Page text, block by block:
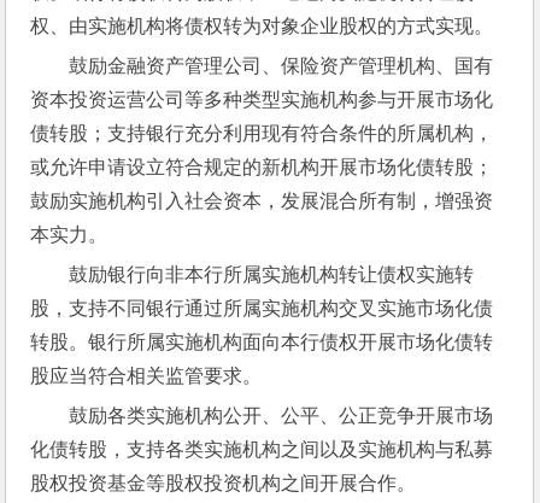
权、由实施机构将债权转为对象企业股权的方式实现。
鼓励金融资产管理公司、保险资产管理机构、国有
资本投资运营公司等多种类型实施机构参与开展市场化
债转股；支持银行充分利用现有符合条件的所属机构，
或允许申请设立符合规定的新机构开展市场化债转股；
鼓励实施机构引入社会资本，发展混合所有制，增强资
本实力。
鼓励银行向非本行所属实施机构转让债权实施转
股，支持不同银行通过所属实施机构交叉实施市场化债
转股。银行所属实施机构面向本行债权开展市场化债转
股应当符合相关监管要求。
鼓励各类实施机构公开、公平、公正竞争开展市场
化债转股，支持各类实施机构之间以及实施机构与私募
股权投资基金等股权投资机构之间开展合作。